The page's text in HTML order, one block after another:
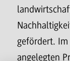
gefördert. Im
angelegten